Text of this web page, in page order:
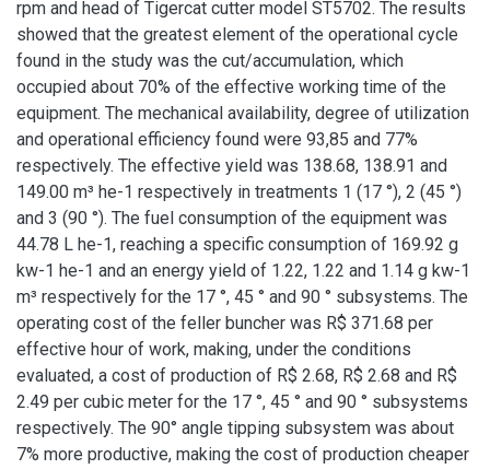
rpm and head of Tigercat cutter model ST5702. The results
showed that the greatest element of the operational cycle
found in the study was the cut/accumulation, which
occupied about 70% of the effective working time of the
equipment. The mechanical availability, degree of utilization
and operational efficiency found were 93,85 and 77%
respectively. The effective yield was 138.68, 138.91 and
149.00 m³ he-1 respectively in treatments 1 (17 °), 2 (45 °)
and 3 (90 °). The fuel consumption of the equipment was
44.78 L he-1, reaching a specific consumption of 169.92 g
kw-1 he-1 and an energy yield of 1.22, 1.22 and 1.14 g kw-1
m³ respectively for the 17 °, 45 ° and 90 ° subsystems. The
operating cost of the feller buncher was R$ 371.68 per
effective hour of work, making, under the conditions
evaluated, a cost of production of R$ 2.68, R$ 2.68 and R$
2.49 per cubic meter for the 17 °, 45 ° and 90 ° subsystems
respectively. The 90° angle tipping subsystem was about
7% more productive, making the cost of production cheaper